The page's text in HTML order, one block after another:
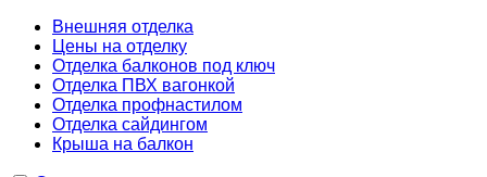
Внешняя отделка
Цены на отделку
Отделка балконов под ключ
Отделка ПВХ вагонкой
Отделка профнастилом
Отделка сайдингом
Крыша на балкон